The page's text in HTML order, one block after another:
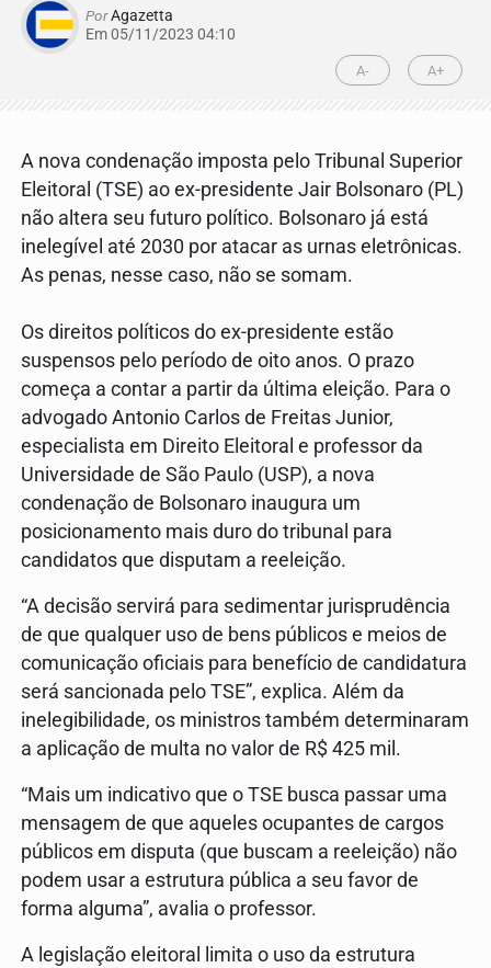
PorAgazetta
Em 05/11/2023 04:10
A- A+
A nova condenação imposta pelo Tribunal Superior
Eleitoral (TSE) ao ex-presidente Jair Bolsonaro (PL)
não altera seu futuro político. Bolsonaro já está
inelegível até 2030 por atacar as urnas eletrônicas.
As penas, nesse caso, não se somam.
Os direitos políticos do ex-presidente estão
suspensos pelo período de oito anos. O prazo
começa a contar a partir da última eleição. Para o
advogado Antonio Carlos de Freitas Junior,
especialista em Direito Eleitoral e professor da
Universidade de São Paulo (USP), a nova
condenação de Bolsonaro inaugura um
posicionamento mais duro do tribunal para
candidatos que disputam a reeleição.
“A decisão servirá para sedimentar jurisprudência
de que qualquer uso de bens públicos e meios de
comunicação oficiais para benefício de candidatura
será sancionada pelo TSE”, explica. Além da
inelegibilidade, os ministros também determinaram
a aplicação de multa no valor de R$ 425 mil.
“Mais um indicativo que o TSE busca passar uma
mensagem de que aqueles ocupantes de cargos
públicos em disputa (que buscam a reeleição) não
podem usar a estrutura pública a seu favor de
forma alguma”, avalia o professor.
A legislação eleitoral limita o uso da estrutura